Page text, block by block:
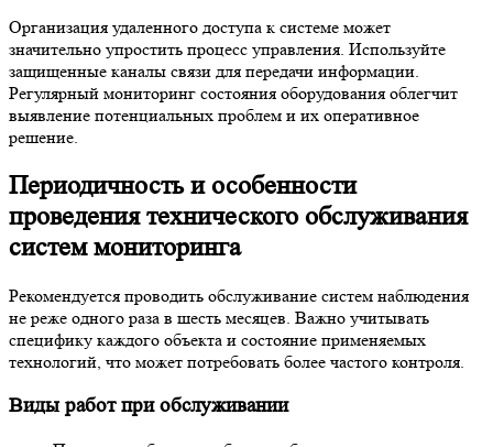
Организация удаленного доступа к системе может
значительно упростить процесс управления. Используйте
защищенные каналы связи для передачи информации.
Регулярный мониторинг состояния оборудования облегчит
выявление потенциальных проблем и их оперативное
решение.
Периодичность и особенности
проведения технического обслуживания
систем мониторинга
Рекомендуется проводить обслуживание систем наблюдения
не реже одного раза в шесть месяцев. Важно учитывать
специфику каждого объекта и состояние применяемых
технологий, что может потребовать более частого контроля.
Виды работ при обслуживании